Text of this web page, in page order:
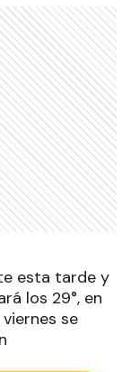
esta tarde y
los 29°, en
se